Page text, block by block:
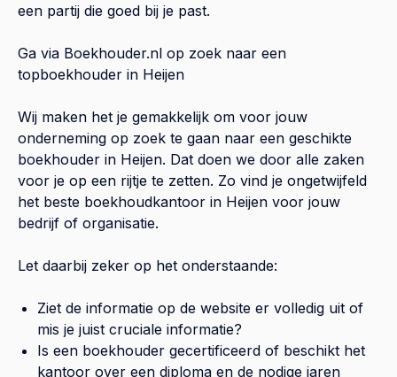
een partij die goed bij je past.
Ga via Boekhouder.nl op zoek naar een
topboekhouder in Heijen
Wij maken het je gemakkelijk om voor jouw
onderneming op zoek te gaan naar een geschikte
boekhouder in Heijen. Dat doen we door alle zaken
voor je op een rijtje te zetten. Zo vind je ongetwijfeld
het beste boekhoudkantoor in Heijen voor jouw
bedrijf of organisatie.
Let daarbij zeker op het onderstaande:
Ziet de informatie op de website er volledig uit of
mis je juist cruciale informatie?
Is een boekhouder gecertificeerd of beschikt het
kantoor over een diploma en de nodige jaren